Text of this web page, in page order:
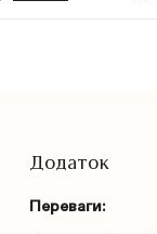
Додаток
Переваги: